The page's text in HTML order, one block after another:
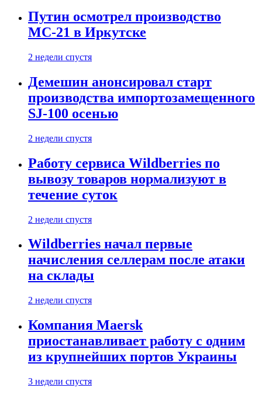
Путин осмотрел производство
МС-21 в Иркутске
2 недели спустя
Демешин анонсировал старт
производства импортозамещенного
SJ-100 осенью
2 недели спустя
Работу сервиса Wildberries по
вывозу товаров нормализуют в
течение суток
2 недели спустя
Wildberries начал первые
начисления селлерам после атаки
на склады
2 недели спустя
Компания Maersk
приостанавливает работу с одним
из крупнейших портов Украины
3 недели спустя